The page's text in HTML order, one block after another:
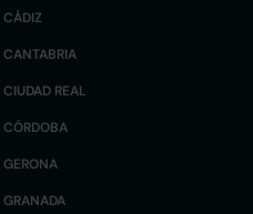
CÁDIZ
CANTABRIA
CIUDAD REAL
CÓRDOBA
GERONA
GRANADA